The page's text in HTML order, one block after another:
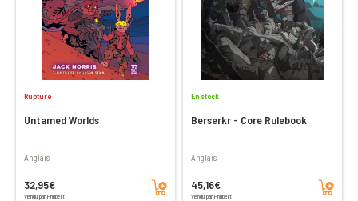
Rupture
Untamed Worlds
Anglais
32,95€
Vendu par Philibert
Ajouter au panier
En stock
Berserkr - Core Rulebook
Anglais
45,16€
Vendu par Philibert
Ajouter au panier